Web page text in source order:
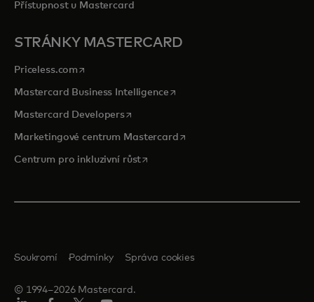
Přístupnost u Mastercard
STRÁNKY MASTERCARD
Priceless.com opens in a new tab
Mastercard Business Intelligenceopens in a new tab
Mastercard Developersopens in a new tab
Marketingové centrum Mastercardopens in a new tab
Centrum pro inkluzivní růstopens in a new tab
© 1994–2026 Mastercard.
Soukromí Podmínky Správa cookies